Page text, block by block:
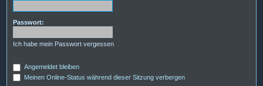
Passwort:
Ich habe mein Passwort vergessen
Angemeldet bleiben
Meinen Online-Status während dieser Sitzung verbergen